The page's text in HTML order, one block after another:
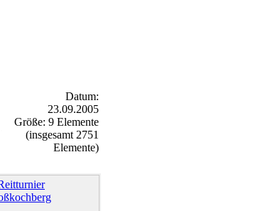
Datum:
23.09.2005
Größe: 9 Elemente
(insgesamt 2751
Elemente)